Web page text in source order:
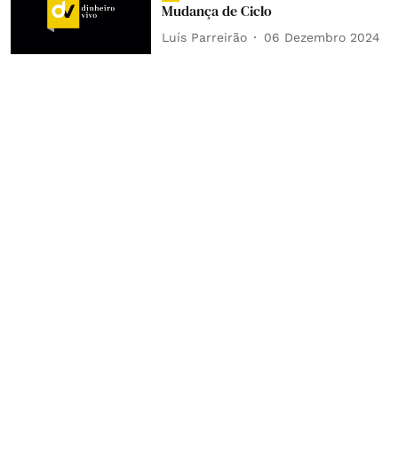
Mudança de Ciclo
Luís Parreirão 06 Dezembro 2024